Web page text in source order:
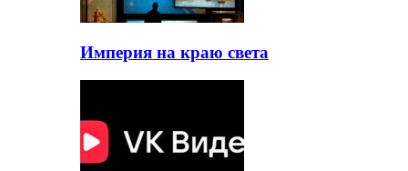
Империя на краю света